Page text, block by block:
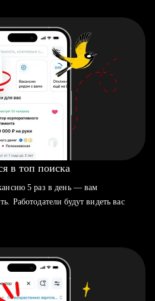
в топ поиска
5 раз в день — вам
Работодатели будут видеть вас